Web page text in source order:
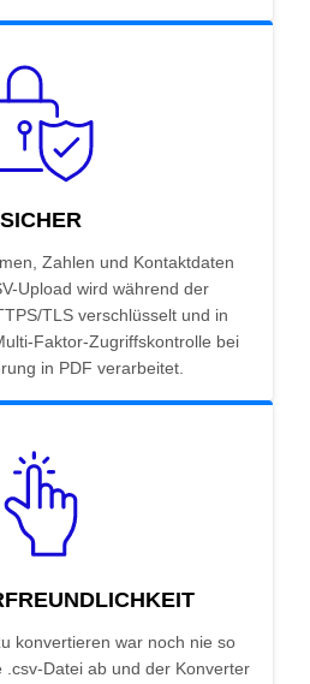
SICHER
Zahlen und Kontaktdaten
Upload wird während der
TLS verschlüsselt und in
Faktor-Zugriffskontrolle bei
in PDF verarbeitet.
konvertieren war noch nie so
.csv-Datei ab und der Konverter